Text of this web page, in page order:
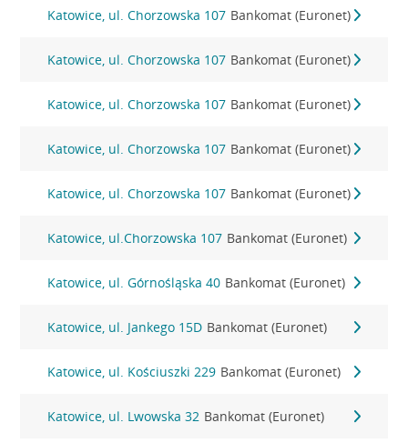
Katowice, ul. Chorzowska 107 Bankomat (Euronet)
Katowice, ul. Chorzowska 107 Bankomat (Euronet)
Katowice, ul. Chorzowska 107 Bankomat (Euronet)
Katowice, ul. Chorzowska 107 Bankomat (Euronet)
Katowice, ul. Chorzowska 107 Bankomat (Euronet)
Katowice, ul.Chorzowska 107 Bankomat (Euronet)
Katowice, ul. Górnośląska 40 Bankomat (Euronet)
Katowice, ul. Jankego 15D Bankomat (Euronet)
Katowice, ul. Kościuszki 229 Bankomat (Euronet)
Katowice, ul. Lwowska 32 Bankomat (Euronet)